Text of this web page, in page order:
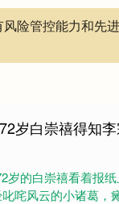
险管控能力和
岁白崇禧得知
岁的白崇禧看着报
咤风云的小诸葛